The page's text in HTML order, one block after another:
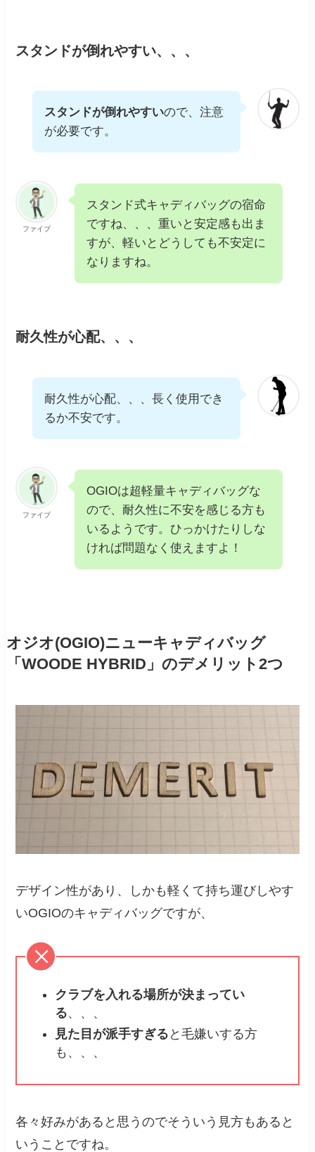
スタンドが倒れやすい、、、
スタンドが倒れやすいので、注意
が必要です。
ファイブ
スタンド式キャディバッグの宿命
ですね、、、重いと安定感も出ま
すが、軽いとどうしても不安定に
なりますね。
耐久性が心配、、、
耐久性が心配、、、長く使用でき
るか不安です。
ファイブ
OGIOは超軽量キャディバッグな
ので、耐久性に不安を感じる方も
いるようです。ひっかけたりしな
ければ問題なく使えますよ！
オジオ(OGIO)ニューキャディバッグ
「WOODE HYBRID」のデメリット2つ
デザイン性があり、しかも軽くて持ち運びしやす
いOGIOのキャディバッグですが、
クラブを入れる場所が決まってい
る、、、
見た目が派手すぎる と毛嫌いする方
も、、、
各々好みがあると思うのでそういう見方もあると
いうことですね。